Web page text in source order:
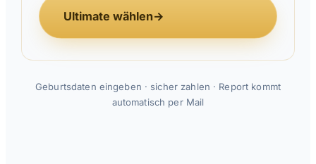
Ultimate wählen→
Geburtsdaten eingeben · sicher zahlen · Report kommt
automatisch per Mail